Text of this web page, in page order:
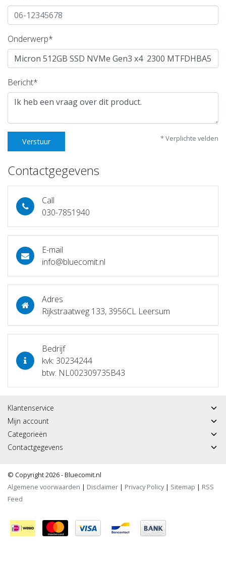
Onderwerp*
Bericht*
Verstuur * Verplichte velden
Contactgegevens
Call
030-7851940
E-mail
info@bluecomit.nl
Adres
Rijkstraatweg 133, 3956CL Leersum
Bedrijf
kvk: 30234244
btw: NL002309735B43
Klantenservice
Mijn account
Categorieën
Contactgegevens
© Copyright 2026 - Bluecomit.nl
Algemene voorwaarden | Disclaimer | Privacy Policy| Sitemap | RSS
Feed